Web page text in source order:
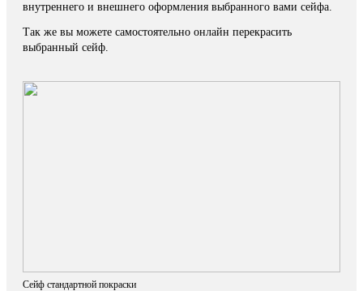
внутреннего и внешнего оформления выбранного вами сейфа.
Так же вы можете самостоятельно онлайн перекрасить
выбранный сейф.
Сейф стандартной покраски